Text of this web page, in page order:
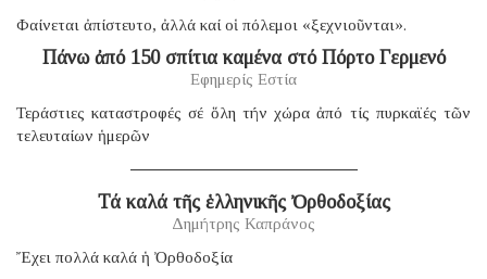
Φαίνεται ἀπίστευτο, ἀλλά καί οἱ πόλεμοι «ξεχνιοῦνται».
Πάνω ἀπό 150 σπίτια καμένα στό Πόρτο Γερμενό
Εφημερίς Εστία
Τεράστιες καταστροφές σέ ὅλη τήν χώρα ἀπό τίς πυρκαϊές τῶν
τελευταίων ἡμερῶν
Τά καλά τῆς ἑλληνικῆς Ὀρθοδοξίας
Δημήτρης Καπράνος
Ἔχει πολλά καλά ἡ Ὀρθοδοξία